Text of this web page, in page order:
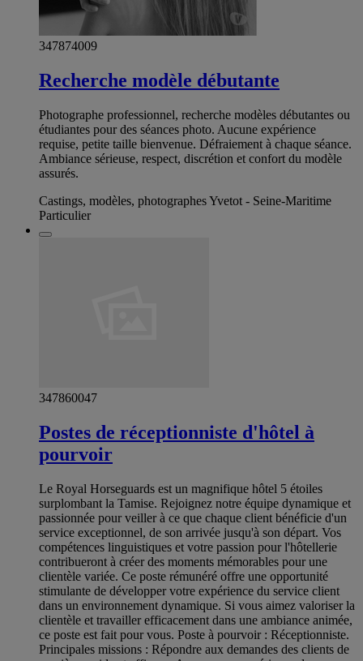
347874009
Recherche modèle débutante
Photographe professionnel, recherche modèles débutantes ou
étudiantes pour des séances photo. Aucune expérience
requise, petite taille bienvenue. Défraiement à chaque séance.
Ambiance sérieuse, respect, discrétion et confort du modèle
assurés.
Castings, modèles, photographes Yvetot - Seine-Maritime
Particulier
347860047
Postes de réceptionniste d'hôtel à
pourvoir
Le Royal Horseguards est un magnifique hôtel 5 étoiles
surplombant la Tamise. Rejoignez notre équipe dynamique et
passionnée pour veiller à ce que chaque client bénéficie d'un
service exceptionnel, de son arrivée jusqu'à son départ. Vos
compétences linguistiques et votre passion pour l'hôtellerie
contribueront à créer des moments mémorables pour une
clientèle variée. Ce poste rémunéré offre une opportunité
stimulante de développer votre expérience du service client
dans un environnement dynamique. Si vous aimez valoriser la
clientèle et travailler efficacement dans une ambiance animée,
ce poste est fait pour vous. Poste à pourvoir : Réceptionniste.
Principales missions : Répondre aux demandes des clients de